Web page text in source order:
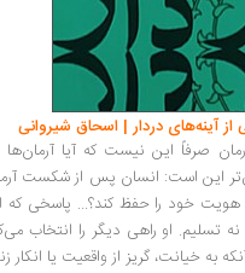
دردار | اسحاق شیروانی
این نیست که آیا آرمان‌ها شکست
انسان پس از شکست آرمان‌ها
را حفظ کند؟... پاسخی که ابراهیم
او راهی دیگر را انتخاب می‌کند:
گریز از واقعیت یا انکار زندگی